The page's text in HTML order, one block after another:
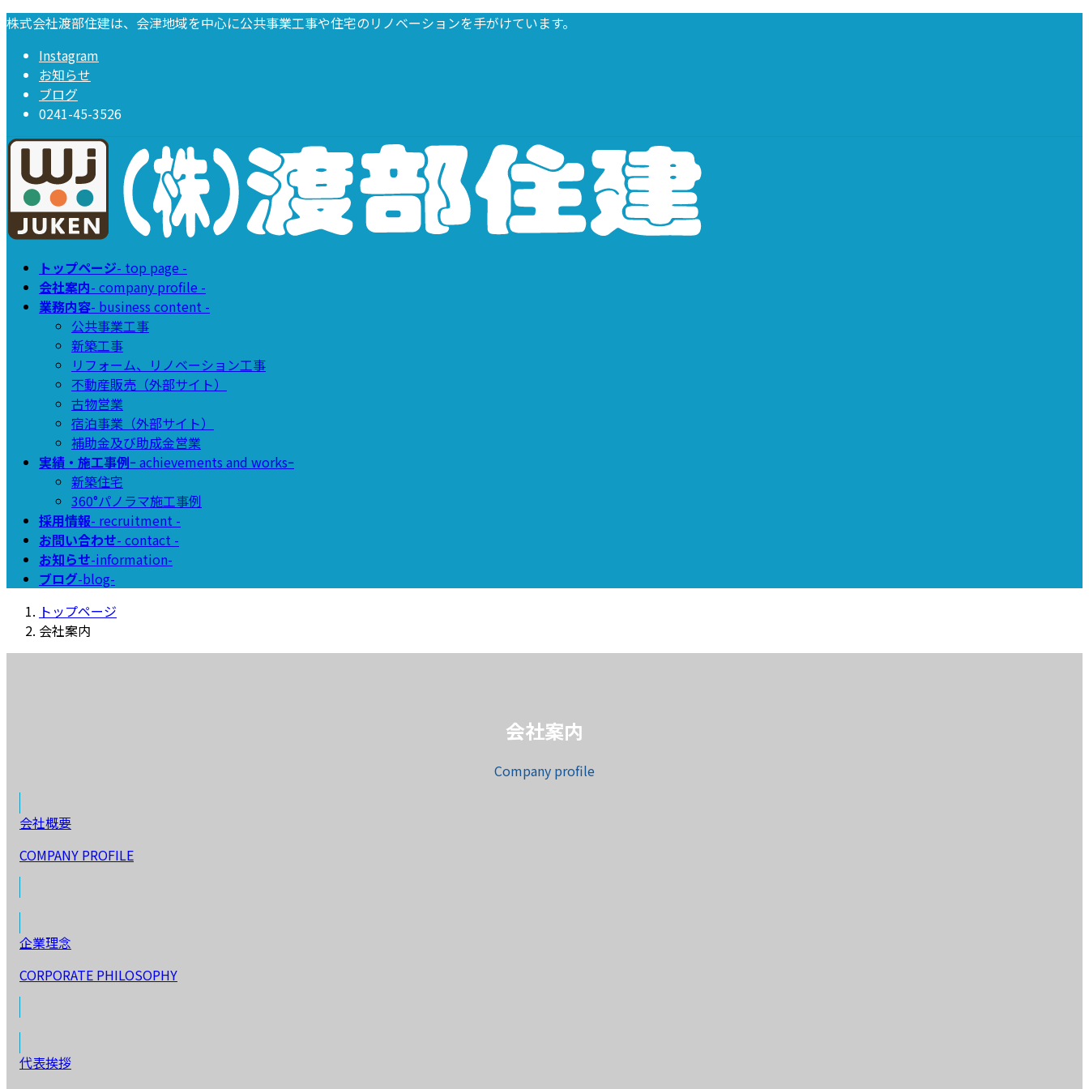
コ
ス
ナ
ン
株式会社渡部住建は、会津地域を中心に公共事業工事や住宅のリノベーションを手がけています。
Instagram
お知らせ
ブログ
0241-45-3526
トップページ- top page -
会社案内- company profile -
業務内容- business content -
公共事業工事
新築工事
リフォーム、リノベーション工事
不動産販売（外部サイト）
古物営業
宿泊事業（外部サイト）
補助金及び助成金営業
実績・施工事例ｰ achievements and worksｰ
新築住宅
360°パノラマ施工事例
採用情報- recruitment -
お問い合わせ- contact -
お知らせ-information-
ブログ-blog-
トップページ
会社案内
会社案内
Company profile
会社概要
COMPANY PROFILE
企業理念
CORPORATE PHILOSOPHY
代表挨拶